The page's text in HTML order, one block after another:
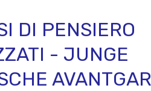
DI PENSIERO
- JUNGE